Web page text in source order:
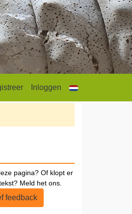
Inloggen
pagina? Of klopt er
Meld het ons.
feedback